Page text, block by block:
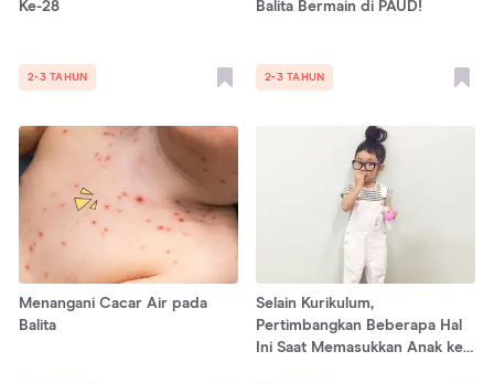
Ke-28
2-3 TAHUN
Balita Bermain di PAUD!
2-3 TAHUN
Menangani Cacar Air pada
Balita
Selain Kurikulum,
Pertimbangkan Beberapa Hal
Ini Saat Memasukkan Anak ke